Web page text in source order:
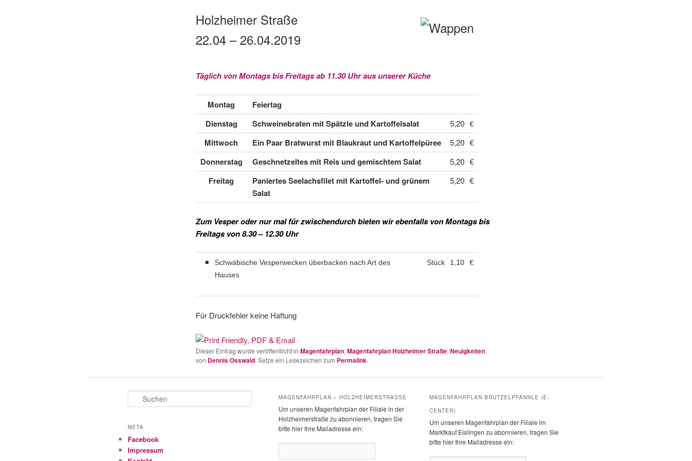
Holzheimer Straße
22.04 – 26.04.2019
Täglich von Montags bis Freitags ab 11.30 Uhr aus unserer Küche
Montag
Feiertag
Dienstag
Schweinebraten mit Spätzle und Kartoffelsalat 5,20 €
Mittwoch Ein Paar Bratwurst mit Blaukraut und Kartoffelpüree 5,20 €
Donnerstag Geschnetzeltes mit Reis und gemischtem Salat 5,20 €
Freitag
Paniertes Seelachsfilet mit Kartoffel- und grünem
Salat
5,20 €
Zum Vesper oder nur mal für zwischendurch bieten wir ebenfalls von Montags bis
Freitags von 8.30 – 12.30 Uhr
Schwäbische Vesperwecken überbacken nach Art des
Hauses
Stück 1,10 €
Für Druckfehler keine Haftung
Dieser Eintrag wurde veröffentlicht in Magenfahrplan, Magenfahrplan Holzheimer Straße, Neuigkeiten
von Dennis Osswald. Setze ein Lesezeichen zum Permalink.
u
h
n
META
Facebook
Impressum
MAGENFAHRPLAN – HOLZHEIMERSTRASSE
Um unseren Magenfahrplan der Filiale in der
Holzheimerstraße zu abonnieren, tragen Sie
bitte hier Ihre Mailadresse ein:
MAGENFAHRPLAN BRUTZELPFÄNNLE (E-
CENTER)
Um unseren Magenfahrplan der Filiale im
Marktkauf Eislingen zu abonnieren, tragen Sie
bitte hier Ihre Mailadresse ein: